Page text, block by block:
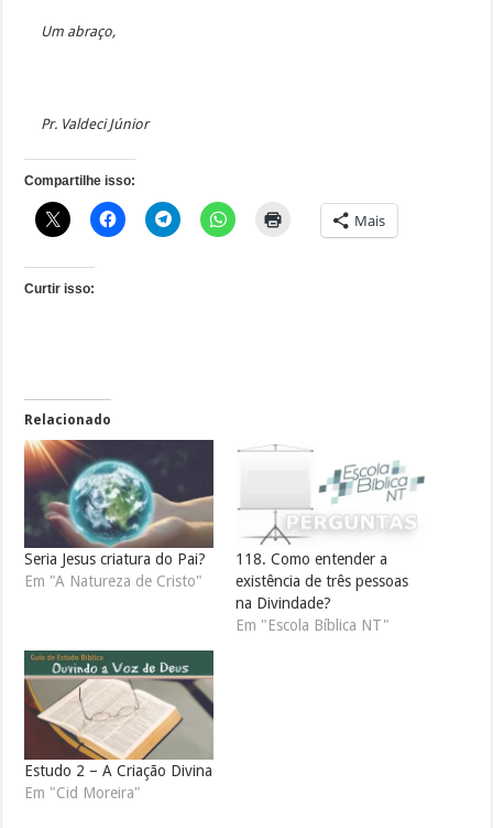
Um abraço,
Pr. Valdeci Júnior
Compartilhe isso:
Mais
Curtir isso:
Relacionado
Seria Jesus criatura do Pai?
Em "A Natureza de Cristo"
118. Como entender a
existência de três pessoas
na Divindade?
Em "Escola Bíblica NT"
Estudo 2 – A Criação Divina
Em "Cid Moreira"